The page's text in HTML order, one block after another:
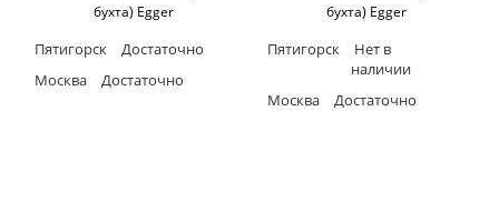
бухта) Egger
Пятигорск
Достаточно
Москва
Достаточно
бухта) Egger
Пятигорск
Нет в
наличии
Москва
Достаточно